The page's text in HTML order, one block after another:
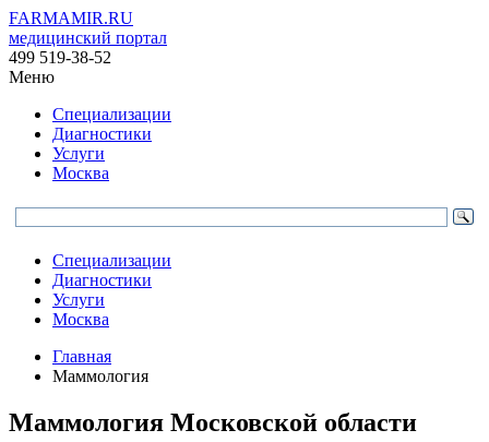
FARMAMIR.RU
медицинский портал
499 519-38-52
Меню
Специализации
Диагностики
Услуги
Москва
Специализации
Диагностики
Услуги
Москва
Главная
Маммология
Маммология Московской области